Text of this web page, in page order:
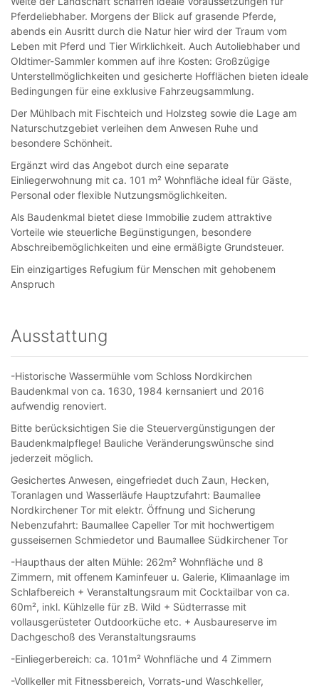
Pferdeliebhaber. Morgens der Blick auf grasende Pferde,
abends ein Ausritt durch die Natur hier wird der Traum vom
Leben mit Pferd und Tier Wirklichkeit. Auch Autoliebhaber und
Oldtimer-Sammler kommen auf ihre Kosten: Großzügige
Unterstellmöglichkeiten und gesicherte Hofflächen bieten ideale
Bedingungen für eine exklusive Fahrzeugsammlung.
Der Mühlbach mit Fischteich und Holzsteg sowie die Lage am
Naturschutzgebiet verleihen dem Anwesen Ruhe und
besondere Schönheit.
Ergänzt wird das Angebot durch eine separate
Einliegerwohnung mit ca. 101 m² Wohnfläche ideal für Gäste,
Personal oder flexible Nutzungsmöglichkeiten.
Als Baudenkmal bietet diese Immobilie zudem attraktive
Vorteile wie steuerliche Begünstigungen, besondere
Abschreibemöglichkeiten und eine ermäßigte Grundsteuer.
Ein einzigartiges Refugium für Menschen mit gehobenem
Anspruch
Ausstattung
-Historische Wassermühle vom Schloss Nordkirchen
Baudenkmal von ca. 1630, 1984 kernsaniert und 2016
aufwendig renoviert.
Bitte berücksichtigen Sie die Steuervergünstigungen der
Baudenkmalpflege! Bauliche Veränderungswünsche sind
jederzeit möglich.
Gesichertes Anwesen, eingefriedet duch Zaun, Hecken,
Toranlagen und Wasserläufe Hauptzufahrt: Baumallee
Nordkirchener Tor mit elektr. Öffnung und Sicherung
Nebenzufahrt: Baumallee Capeller Tor mit hochwertigem
gusseisernen Schmiedetor und Baumallee Südkirchener Tor
-Haupthaus der alten Mühle: 262m² Wohnfläche und 8
Zimmern, mit offenem Kaminfeuer u. Galerie, Klimaanlage im
Schlafbereich + Veranstaltungsraum mit Cocktailbar von ca.
60m², inkl. Kühlzelle für zB. Wild + Südterrasse mit
vollausgerüsteter Outdoorküche etc. + Ausbaureserve im
Dachgeschoß des Veranstaltungsraums
-Einliegerbereich: ca. 101m² Wohnfläche und 4 Zimmern
-Vollkeller mit Fitnessbereich, Vorrats-und Waschkeller,